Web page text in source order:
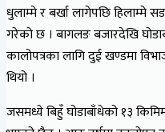
धुलाम्मे र बर्खा लागेपछि हिलाम्मे
गरेको छ । बागलङ बजारदेखि
कालोपत्रका लागि दुई खण्डमा
थियो ।
जसमध्ये बिहुँ घोडाबाँधेको १३